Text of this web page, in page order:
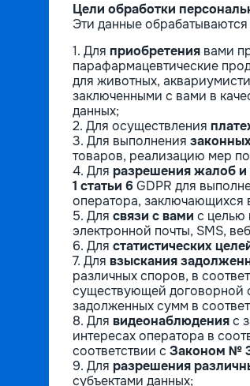
Цели обработки
Эти данные
1. Для приобретения вами
парафармацевтические
для животных,
заключенными с вами в
данных;
2. Для осуществления
3. Для выполнения
товаров, реализацию мер
4. Для разрешения жалоб и
1 статьи 6 GDPR для
оператора, заключающихся
5. Для связи с вами с целью
электронной почты, SMS,
6. Для статистических
7. Для взыскания
различных споров, в
существующей договорной
задолженных сумм в
8. Для видеонаблюденияс
интересах оператора в
соответствии с Законом №
9. Для разрешения
субъектами данных;